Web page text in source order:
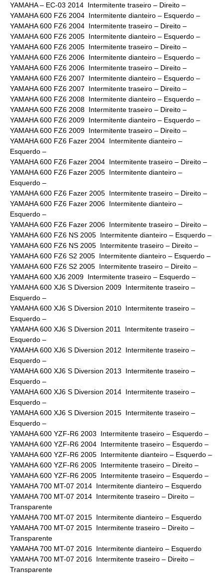
YAMAHA – EC-03 2014 Intermitente traseiro – Direito –
YAMAHA 600 FZ6 2004 Intermitente dianteiro – Esquerdo –
YAMAHA 600 FZ6 2004 Intermitente traseiro – Direito –
YAMAHA 600 FZ6 2005 Intermitente dianteiro – Esquerdo –
YAMAHA 600 FZ6 2005 Intermitente traseiro – Direito –
YAMAHA 600 FZ6 2006 Intermitente dianteiro – Esquerdo –
YAMAHA 600 FZ6 2006 Intermitente traseiro – Direito –
YAMAHA 600 FZ6 2007 Intermitente dianteiro – Esquerdo –
YAMAHA 600 FZ6 2007 Intermitente traseiro – Direito –
YAMAHA 600 FZ6 2008 Intermitente dianteiro – Esquerdo –
YAMAHA 600 FZ6 2008 Intermitente traseiro – Direito –
YAMAHA 600 FZ6 2009 Intermitente dianteiro – Esquerdo –
YAMAHA 600 FZ6 2009 Intermitente traseiro – Direito –
YAMAHA 600 FZ6 Fazer 2004 Intermitente dianteiro –
Esquerdo –
YAMAHA 600 FZ6 Fazer 2004 Intermitente traseiro – Direito –
YAMAHA 600 FZ6 Fazer 2005 Intermitente dianteiro –
Esquerdo –
YAMAHA 600 FZ6 Fazer 2005 Intermitente traseiro – Direito –
YAMAHA 600 FZ6 Fazer 2006 Intermitente dianteiro –
Esquerdo –
YAMAHA 600 FZ6 Fazer 2006 Intermitente traseiro – Direito –
YAMAHA 600 FZ6 NS 2005 Intermitente dianteiro – Esquerdo –
YAMAHA 600 FZ6 NS 2005 Intermitente traseiro – Direito –
YAMAHA 600 FZ6 S2 2005 Intermitente dianteiro – Esquerdo –
YAMAHA 600 FZ6 S2 2005 Intermitente traseiro – Direito –
YAMAHA 600 XJ6 2009 Intermitente traseiro – Esquerdo –
YAMAHA 600 XJ6 S Diversion 2009 Intermitente traseiro –
Esquerdo –
YAMAHA 600 XJ6 S Diversion 2010 Intermitente traseiro –
Esquerdo –
YAMAHA 600 XJ6 S Diversion 2011 Intermitente traseiro –
Esquerdo –
YAMAHA 600 XJ6 S Diversion 2012 Intermitente traseiro –
Esquerdo –
YAMAHA 600 XJ6 S Diversion 2013 Intermitente traseiro –
Esquerdo –
YAMAHA 600 XJ6 S Diversion 2014 Intermitente traseiro –
Esquerdo –
YAMAHA 600 XJ6 S Diversion 2015 Intermitente traseiro –
Esquerdo –
YAMAHA 600 YZF-R6 2003 Intermitente traseiro – Esquerdo –
YAMAHA 600 YZF-R6 2004 Intermitente traseiro – Esquerdo –
YAMAHA 600 YZF-R6 2005 Intermitente dianteiro – Esquerdo –
YAMAHA 600 YZF-R6 2005 Intermitente traseiro – Direito –
YAMAHA 600 YZF-R6 2005 Intermitente traseiro – Esquerdo –
YAMAHA 700 MT-07 2014 Intermitente dianteiro – Esquerdo
YAMAHA 700 MT-07 2014 Intermitente traseiro – Direito –
Transparente
YAMAHA 700 MT-07 2015 Intermitente dianteiro – Esquerdo
YAMAHA 700 MT-07 2015 Intermitente traseiro – Direito –
Transparente
YAMAHA 700 MT-07 2016 Intermitente dianteiro – Esquerdo
YAMAHA 700 MT-07 2016 Intermitente traseiro – Direito –
Transparente